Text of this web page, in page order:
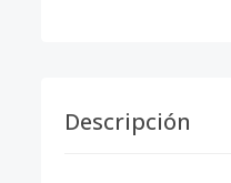
Descripción